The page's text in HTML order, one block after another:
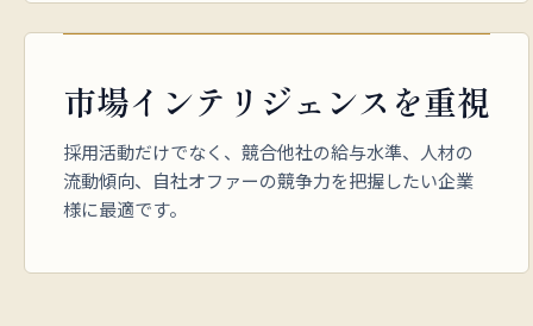
市場インテリジェンスを重視
採用活動だけでなく、競合他社の給与水準、人材の
流動傾向、自社オファーの競争力を把握したい企業
様に最適です。